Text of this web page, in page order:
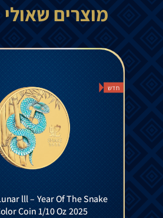
מוצרים
חדש
lll – Year Of The Snake
Coin 1/10 Oz 2025